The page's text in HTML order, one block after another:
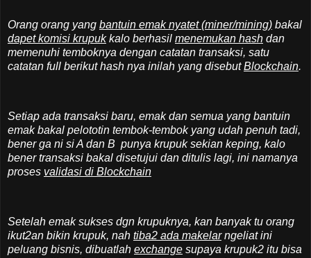
Orang orang yang bantuin emak nyatet (miner/mining) bakal
dapet komisi krupukkalo berhasil menemukan hash dan
memenuhi temboknya dengan catatan transaksi, satu
catatan full berikut hash nya inilah yang disebutBlockchain.
Setiap ada transaksi baru, emak dan semua yang bantuin
emak bakal pelototin tembok-tembok yang udah penuh tadi,
bener ga ni si A dan B punya krupuk sekian keping, kalo
bener transaksi bakal disetujui dan ditulis lagi, ini namanya
proses validasi di Blockchain
Setelah emak sukses dgn krupuknya, kan banyak tu orang
ikut2an bikin krupuk, nah tiba2 ada makelarngeliat ini
peluang bisnis, dibuatlah exchange supaya krupuk2 itu bisa